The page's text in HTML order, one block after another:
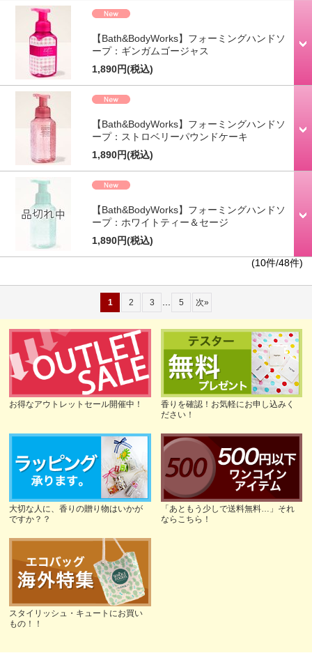
【Bath&BodyWorks】フォーミングハンドソ
ープ：ギンガムゴージャス
1,890円(税込)
【Bath&BodyWorks】フォーミングハンドソ
ープ：ストロベリーパウンドケーキ
1,890円(税込)
【Bath&BodyWorks】フォーミングハンドソ
ープ：ホワイトティー＆セージ
1,890円(税込)
(10件/48件)
1 2 3 ... 5 次»
お得なアウトレットセール開催中！
香りを確認！お気軽にお申し込みく
ださい！
大切な人に、香りの贈り物はいかが
ですか？？
「あともう少しで送料無料…」それ
ならこちら！
スタイリッシュ・キュートにお買い
もの！！